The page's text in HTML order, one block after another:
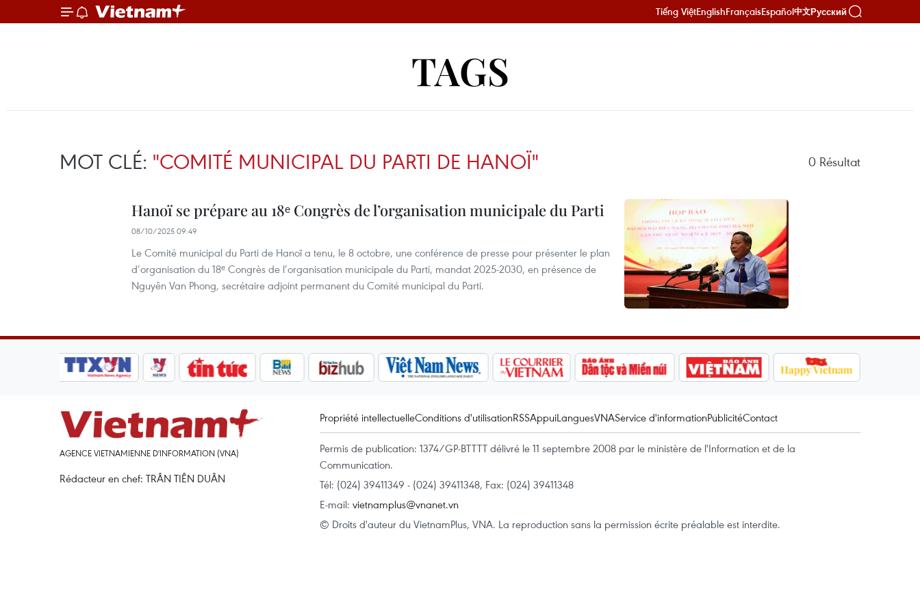
Tiếng ViệtEnglishFrançaisEspañol中文Русский
TAGS
MOT CLÉ: "COMITÉ MUNICIPAL DU PARTI DE HANOÏ" 0 Résultat
Hanoï se prépare au 18ᵉ Congrès de l’organisation municipale du Parti
08/10/2025 09:49
Le Comité municipal du Parti de Hanoï a tenu, le 8 octobre, une conférence de presse pour présenter le plan
d’organisation du 18ᵉ Congrès de l’organisation municipale du Parti, mandat 2025-2030, en présence de
Nguyên Van Phong, secrétaire adjoint permanent du Comité municipal du Parti.
AGENCE VIETNAMIENNE D'INFORMATION (VNA)
Rédacteur en chef: TRÂN TIÊN DUÂN
Propriété intellectuelleConditions d'utilisationRSSAppuiLanguesVNAService d'informationPublicitéContact
Permis de publication: 1374/GP-BTTTT délivré le 11 septembre 2008 par le ministère de l'Information et de la
Communication.
Tél: (024) 39411349 - (024) 39411348, Fax: (024) 39411348
E-mail: vietnamplus@vnanet.vn
© Droits d'auteur du VietnamPlus, VNA. La reproduction sans la permission écrite préalable est interdite.